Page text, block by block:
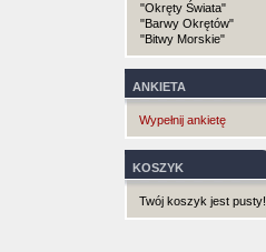
"Okręty Świata"
"Barwy Okrętów"
"Bitwy Morskie"
ANKIETA
Wypełnij ankietę
KOSZYK
Twój koszyk jest pusty!